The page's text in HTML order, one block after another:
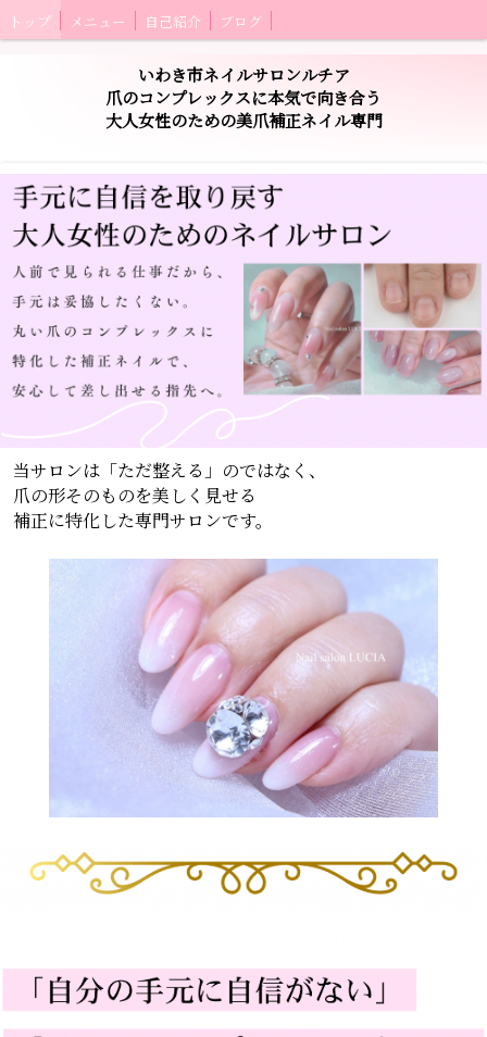
トップ メニュー 自己紹介 ブログ
いわき市ネイルサロンルチア
爪のコンプレックスに本気で向き合う
大人女性のための美爪補正ネイル専門
当サロンは「ただ整える」のではなく、
爪の形そのものを美しく見せる
補正に特化した専門サロンです。